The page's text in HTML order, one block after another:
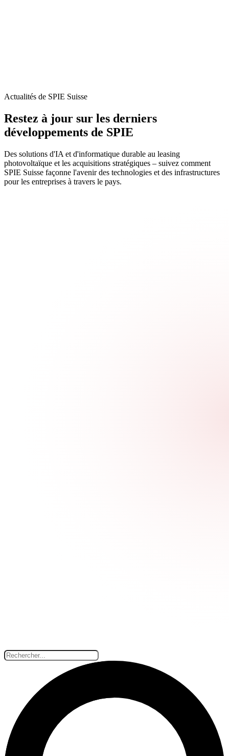
Actualités de SPIE Suisse
Restez à jour sur les derniers
développements de SPIE
Des solutions d'IA et d'informatique durable au leasing
photovoltaïque et les acquisitions stratégiques – suivez comment
SPIE Suisse façonne l'avenir des technologies et des infrastructures
pour les entreprises à travers le pays.